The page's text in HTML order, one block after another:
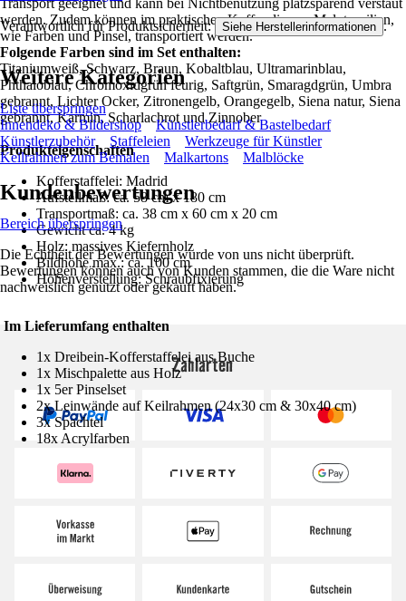
Transport geeignet und kann bei Nichtbenutzung platzsparend verstaut
werden. Zudem können im praktischen Koffer diverse Malutensilien,
wie Farben und Pinsel, transportiert werden.
Folgende Farben sind im Set enthalten:
Titaniumweiß, Schwarz, Braun, Kobaltblau, Ultramarinblau,
Phthaloblau, Chromoxidgrün feurig, Saftgrün, Smaragdgrün, Umbra
gebrannt, Lichter Ocker, Zitronengelb, Orangegelb, Siena natur, Siena
gebrannt, Karmin, Scharlachrot und Zinnober
Produkteigenschaften
Kofferstaffelei: Madrid
Aufstellmaß: ca. 58 cm x 180 cm
Transportmaß: ca. 38 cm x 60 cm x 20 cm
Gewicht ca. 4 kg
Holz: massives Kiefernholz
Bildhöhe max.: ca. 100 cm
Höhenverstellung: Schraubfixierung
Im Lieferumfang enthalten
1x Dreibein-Kofferstaffelei aus Buche
1x Mischpalette aus Holz
1x 5er Pinselset
2x Leinwände auf Keilrahmen (24x30 cm & 30x40 cm)
3x Spachtel
18x Acrylfarben
Verantwortlich für Produktsicherheit: Siehe Herstellerinformationen .
Weitere Kategorien
Liste überspringen
Innendeko & Bildershop
Künstlerbedarf & Bastelbedarf
Künstlerzubehör
Staffeleien
Werkzeuge für Künstler
Keilrahmen zum Bemalen
Malkartons Malblöcke
Kundenbewertungen
Bereich überspringen
Die Echtheit der Bewertungen wurde von uns nicht überprüft.
Bewertungen können auch von Kunden stammen, die die Ware nicht
nachweislich genutzt oder gekauft haben.
Zahlarten